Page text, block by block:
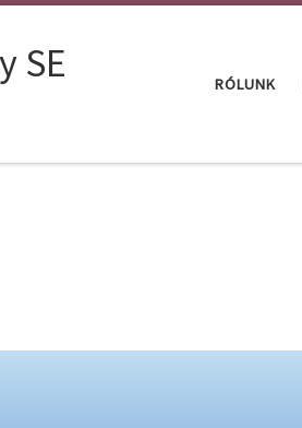
SE RÓLUNK